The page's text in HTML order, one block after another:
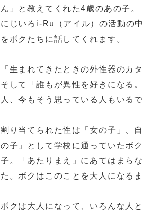
ん」と教えてくれた4歳のあの子。
にじいろi-Ru（アイル）の活動の
をボクたちに話してくれます。
「生まれてきたときの外性器のカ
そして「誰もが異性を好きになる
人、今もそう思っている人もいる
割り当てられた性は「女の子」、
の子」として学校に通っていたボ
子。「あたりまえ」にあてはまら
た。ボクはこのことを大人になる
ボクは大人になって、いろんな人